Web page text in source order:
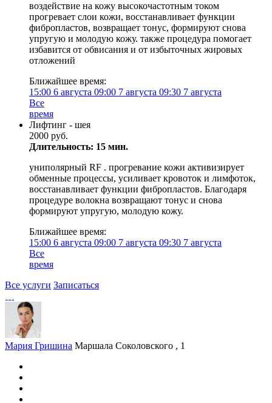
воздействие на кожу высокочастотным током
прогревает слои кожи, восстанавливает функции
фибропластов, возвращает тонус, формируют снова
упругую и молодую кожу. также процедура помогает
избавится от обвисания и от избыточных жировых
отложений
Ближайшее время:
15:00 6 августа 09:00 7 августа 09:30 7 августа
Все
время
Лифтинг - шея
2000 руб.
Длительность: 15 мин.
униполярный RF . прогревание кожи активизирует
обменные процессы, усиливает кровоток и лимфоток,
восстанавливает функции фибропластов. Благодаря
процедуре волокна возвращают тонус и снова
формируют упругую, молодую кожу.
Ближайшее время:
15:00 6 августа 09:00 7 августа 09:30 7 августа
Все
время
Все услуги Записаться
Мария Гришина Маршала Соколовского , 1